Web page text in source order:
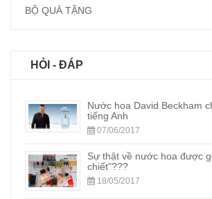
BỘ QUÀ TẶNG
HỎI - ĐÁP
Nước hoa David Beckham
tiếng Anh
07/06/2017
Sự thật về nước hoa được
chiết"???
18/05/2017